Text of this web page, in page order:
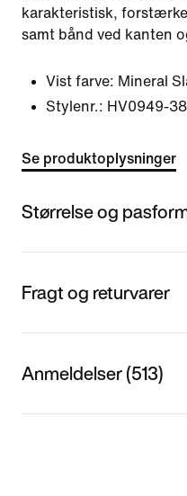
karakteristisk,
samt bånd ved kanten
Vist farve: Mineral
Stylenr.: HV0949-
Se produktoplysninger
Størrelse og
Fragt og returvarer
Anmeldelser (513)